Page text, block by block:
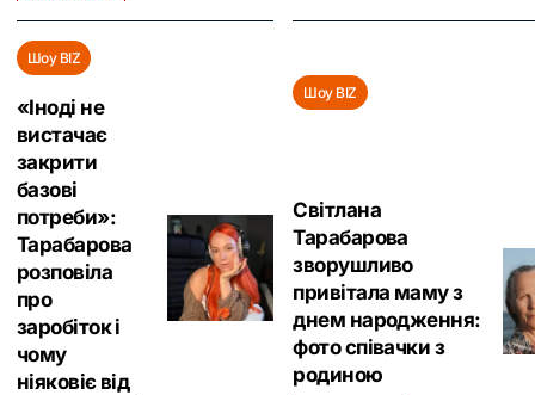
Шоу BIZ
«Іноді не
вистачає
закрити
базові
потреби»:
Тарабарова
розповіла
про
заробіток і
чому
ніяковіє від
Шоу BIZ
Світлана
Тарабарова
зворушливо
привітала маму з
днем народження:
фото співачки з
родиною